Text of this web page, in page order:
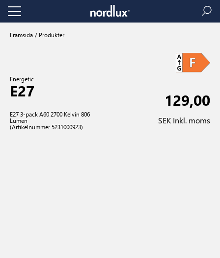
Framsida Produkter
Energetic
E27
E27 3-pack A60 2700 Kelvin 806
Lumen
(Artikelnummer 5231000923)
129,00
SEK Inkl. moms